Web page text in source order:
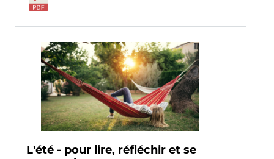
L'été - pour lire, réfléchir et se